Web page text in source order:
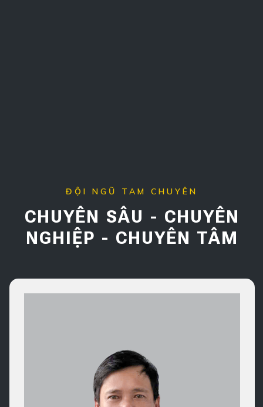
ĐỘI NGŨ TAM CHUYÊN
CHUYÊN SÂU - CHUYÊN
NGHIỆP - CHUYÊN TÂM